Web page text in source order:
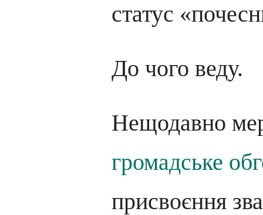
статус
До чого веду.
Нещодавно
громадське
присвоєння